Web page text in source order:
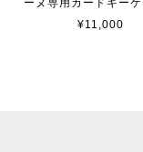
ーヌ専用カードキーケ
¥11,000